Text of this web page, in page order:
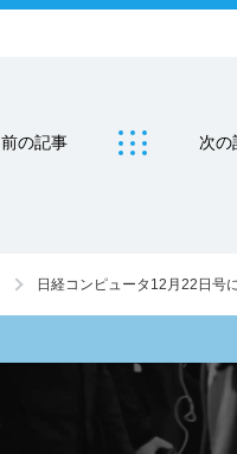
前の記事 次の
日経コンピュータ12月22日号